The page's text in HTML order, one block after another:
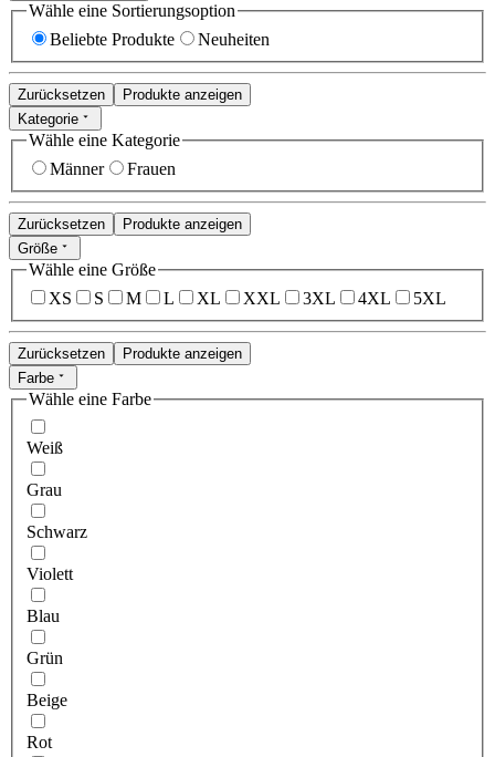
Wähle eine Sortierungsoption
Beliebte Produkte
Neuheiten
Zurücksetzen
Produkte anzeigen
Kategorie
Wähle eine Kategorie
Männer
Frauen
Zurücksetzen
Produkte anzeigen
Größe
Wähle eine Größe
XS
S M L XL XXL 3XL 4XL 5XL
Zurücksetzen
Produkte anzeigen
Farbe
Wähle eine Farbe
Weiß
Grau
Schwarz
Violett
Blau
Grün
Beige
Rot